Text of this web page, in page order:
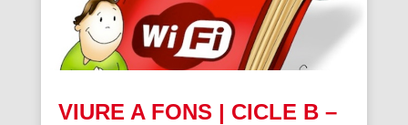
VIURE A FONS | CICLE B –